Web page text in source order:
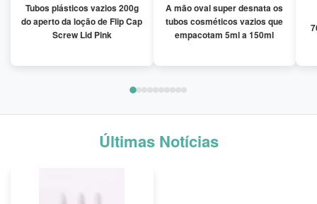
Tubos plásticos vazios 200g
do aperto da loção de Flip Cap
Screw Lid Pink
A mão oval super desnata os
tubos cosméticos vazios que
empacotam 5ml a 150ml
Últimas Notícias